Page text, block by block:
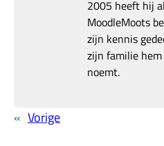
2005 heeft hij
MoodleMoots
zijn kennis
zijn familie hem
noemt.
« Vorige